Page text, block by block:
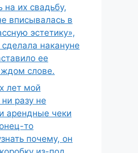
на их свадьбу,
вписывалась в
эстетику»,
накануне
ее
слове.
лет мой
разу не
арендные чеки
то
почему, он